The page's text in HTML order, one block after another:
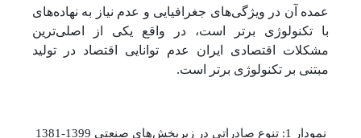
عمده آن در ویژگی‌های جغرافیایی و عدم نیاز به نهاده‌های
با تکنولوژی برتر است، در واقع یکی از اصلی‌ترین
مشکلات اقتصادی ایران عدم توانایی اقتصاد در تولید
مبتنی بر تکنولوژی برتر است.
نمودار 1: تنوع صادراتی در زیربخش‌های صنعتی 1399-1381